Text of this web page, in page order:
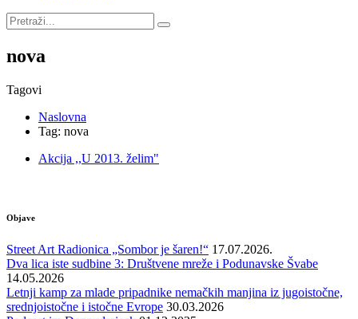
nova
Tagovi
Naslovna
Tag: nova
Akcija ,,U 2013. želim"
Objave
Street Art Radionica „Sombor je šaren!“ 17.07.2026.
Dva lica iste sudbine 3: Društvene mreže i Podunavske Švabe
14.05.2026
Letnji kamp za mlade pripadnike nemačkih manjina iz jugoistočne,
srednjoistočne i istočne Evrope 30.03.2026